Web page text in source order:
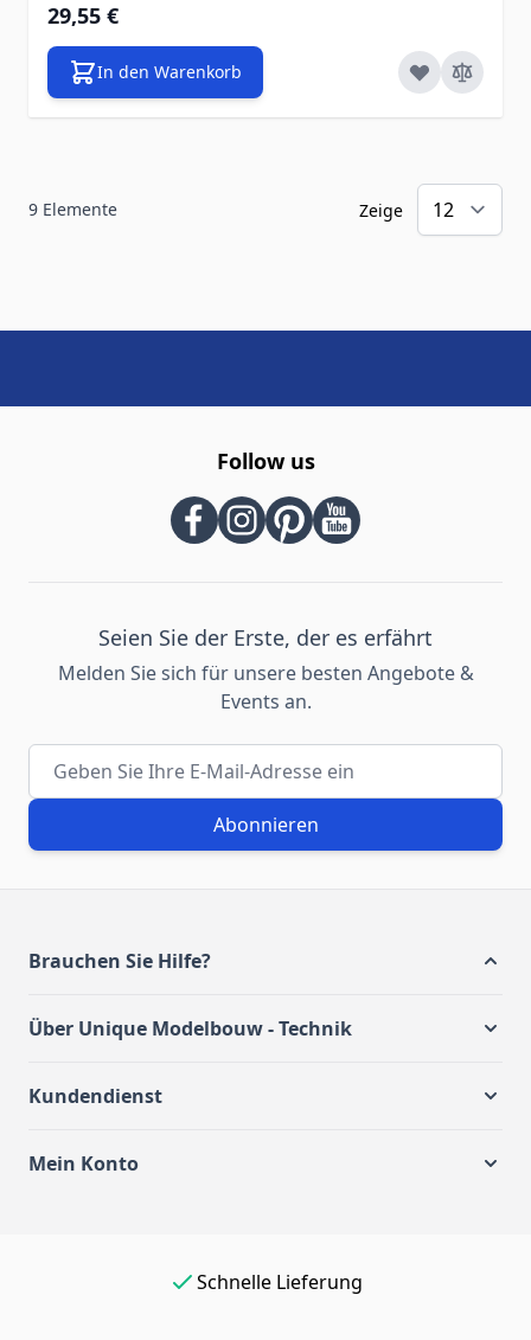
29,55 €
In den Warenkorb
9 Elemente Zeige
Follow us
Seien Sie der Erste, der es erfährt
Melden Sie sich für unsere besten Angebote &
Events an.
E-Mail-Adresse
Abonnieren
Brauchen Sie Hilfe?
Über Unique Modelbouw - Technik
Kundendienst
Mein Konto
Schnelle Lieferung
Einfach online bezahlen